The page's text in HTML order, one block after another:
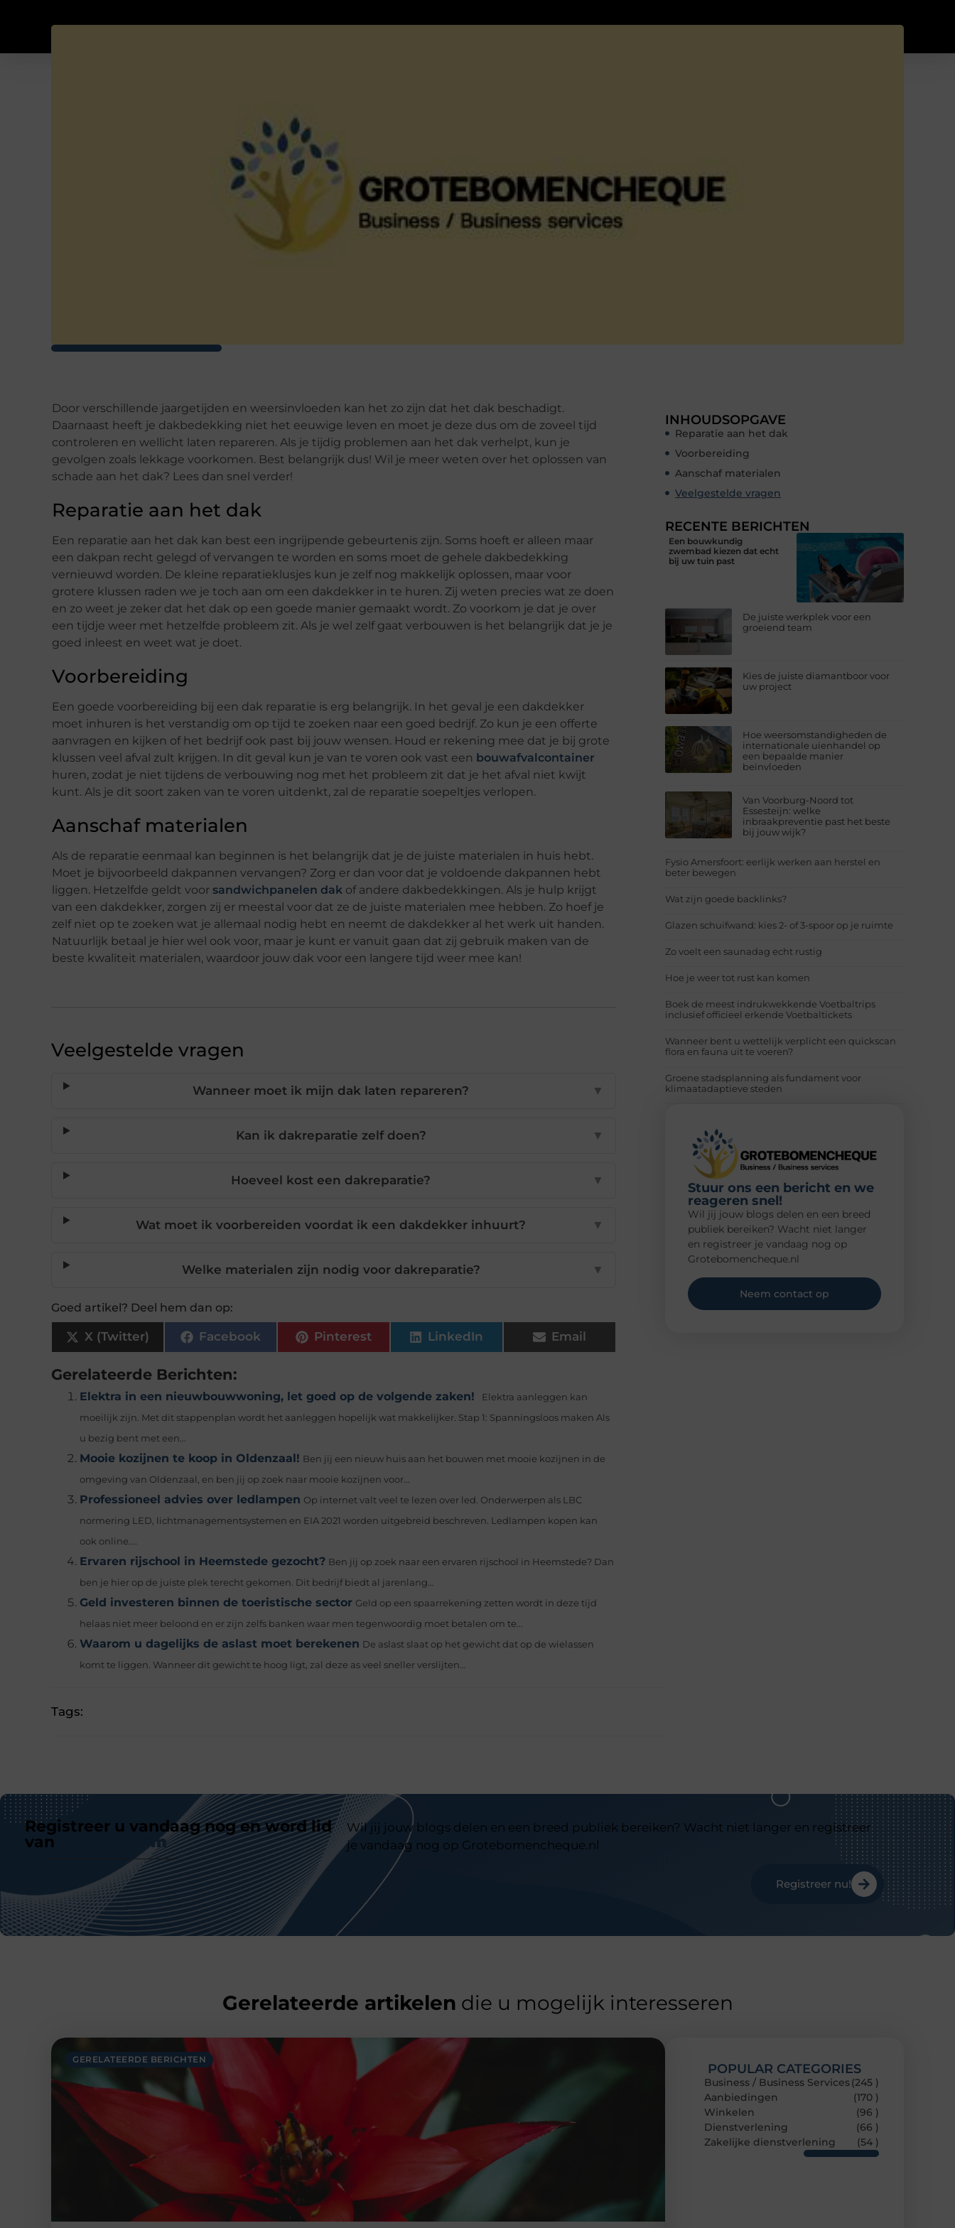
Door verschillende jaargetijden en weersinvloeden kan het zo zijn dat het dak beschadigt.
Daarnaast heeft je dakbedekking niet het eeuwige leven en moet je deze dus om de zoveel tijd
controleren en wellicht laten repareren. Als je tijdig problemen aan het dak verhelpt, kun je
gevolgen zoals lekkage voorkomen. Best belangrijk dus! Wil je meer weten over het oplossen van
schade aan het dak? Lees dan snel verder!
Reparatie aan het dak
Een reparatie aan het dak kan best een ingrijpende gebeurtenis zijn. Soms hoeft er alleen maar
een dakpan recht gelegd of vervangen te worden en soms moet de gehele dakbedekking
vernieuwd worden. De kleine reparatieklusjes kun je zelf nog makkelijk oplossen, maar voor
grotere klussen raden we je toch aan om een dakdekker in te huren. Zij weten precies wat ze doen
en zo weet je zeker dat het dak op een goede manier gemaakt wordt. Zo voorkom je dat je over
een tijdje weer met hetzelfde probleem zit. Als je wel zelf gaat verbouwen is het belangrijk dat je je
goed inleest en weet wat je doet.
Voorbereiding
Een goede voorbereiding bij een dak reparatie is erg belangrijk. In het geval je een dakdekker
moet inhuren is het verstandig om op tijd te zoeken naar een goed bedrijf. Zo kun je een offerte
aanvragen en kijken of het bedrijf ook past bij jouw wensen. Houd er rekening mee dat je bij grote
klussen veel afval zult krijgen. In dit geval kun je van te voren ook vast een bouwafvalcontainer
huren, zodat je niet tijdens de verbouwing nog met het probleem zit dat je het afval niet kwijt
kunt. Als je dit soort zaken van te voren uitdenkt, zal de reparatie soepeltjes verlopen.
Aanschaf materialen
Als de reparatie eenmaal kan beginnen is het belangrijk dat je de juiste materialen in huis hebt.
Moet je bijvoorbeeld dakpannen vervangen? Zorg er dan voor dat je voldoende dakpannen hebt
liggen. Hetzelfde geldt voor sandwichpanelen dak of andere dakbedekkingen. Als je hulp krijgt
van een dakdekker, zorgen zij er meestal voor dat ze de juiste materialen mee hebben. Zo hoef je
zelf niet op te zoeken wat je allemaal nodig hebt en neemt de dakdekker al het werk uit handen.
Natuurlijk betaal je hier wel ook voor, maar je kunt er vanuit gaan dat zij gebruik maken van de
beste kwaliteit materialen, waardoor jouw dak voor een langere tijd weer mee kan!
Veelgestelde vragen
Wanneer moet ik mijn dak laten repareren? ▼
Kan ik dakreparatie zelf doen? ▼
Hoeveel kost een dakreparatie? ▼
Wat moet ik voorbereiden voordat ik een dakdekker inhuurt? ▼
Welke materialen zijn nodig voor dakreparatie? ▼
Goed artikel? Deel hem dan op:
X (Twitter) Facebook Pinterest LinkedIn Email
Gerelateerde Berichten:
Elektra in een nieuwbouwwoning, let goed op de volgende zaken!
Elektra aanleggen kan
moeilijk zijn. Met dit stappenplan wordt het aanleggen hopelijk wat makkelijker. Stap 1: Spanningsloos maken Als
u bezig bent met een...
Mooie kozijnen te koop in Oldenzaal! Ben jij een nieuw huis aan het bouwen met mooie kozijnen in de
omgeving van Oldenzaal, en ben jij op zoek naar mooie kozijnen voor...
Professioneel advies over ledlampen Op internet valt veel te lezen over led. Onderwerpen als LBC
normering LED, lichtmanagementsystemen en EIA 2021 worden uitgebreid beschreven. Ledlampen kopen kan
ook online....
Ervaren rijschool in Heemstede gezocht? Ben jij op zoek naar een ervaren rijschool in Heemstede? Dan
ben je hier op de juiste plek terecht gekomen. Dit bedrijf biedt al jarenlang...
Geld investeren binnen de toeristische sector Geld op een spaarrekening zetten wordt in deze tijd
helaas niet meer beloond en er zijn zelfs banken waar men tegenwoordig moet betalen om te...
Waarom u dagelijks de aslast moet berekenen De aslast slaat op het gewicht dat op de wielassen
komt te liggen. Wanneer dit gewicht te hoog ligt, zal deze as veel sneller verslijten...
Tags:
INHOUDSOPGAVE
Reparatie aan het dak
Voorbereiding
Aanschaf materialen
Veelgestelde vragen
RECENTE BERICHTEN
Een bouwkundig
zwembad kiezen dat echt
bij uw tuin past
De juiste werkplek voor een
groeiend team
Kies de juiste diamantboor voor
uw project
Hoe weersomstandigheden de
internationale uienhandel op
een bepaalde manier
beïnvloeden
Van Voorburg-Noord tot
Essesteijn: welke
inbraakpreventie past het beste
bij jouw wijk?
Fysio Amersfoort: eerlijk werken aan herstel en
beter bewegen
Wat zijn goede backlinks?
Glazen schuifwand: kies 2- of 3-spoor op je ruimte
Zo voelt een saunadag echt rustig
Hoe je weer tot rust kan komen
Boek de meest indrukwekkende Voetbaltrips
inclusief officieel erkende Voetbaltickets
Wanneer bent u wettelijk verplicht een quickscan
flora en fauna uit te voeren?
Groene stadsplanning als fundament voor
klimaatadaptieve steden
Stuur ons een bericht en we
reageren snel!
Wil jij jouw blogs delen en een breed
publiek bereiken? Wacht niet langer
en registreer je vandaag nog op
Grotebomencheque.nl
Neem contact op
Registreer u vandaag nog en word lid
van
ons platform
Wil jij jouw blogs delen en een breed publiek bereiken? Wacht niet langer en registreer
je vandaag nog op Grotebomencheque.nl
Registreer nu!
Gerelateerde artikelen die u mogelijk interesseren
GERELATEERDE BERICHTEN
POPULAR CATEGORIES
Business / Business Services(245 )
Aanbiedingen
(170 )
Winkelen
(96 )
Dienstverlening
(66 )
Zakelijke dienstverlening
(54 )